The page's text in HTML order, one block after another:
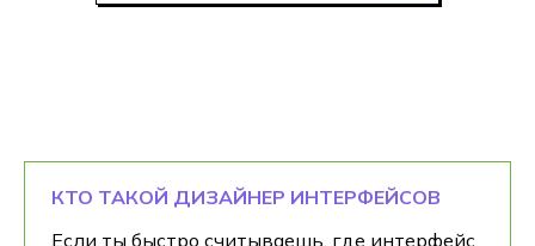
КТО ТАКОЙ ДИЗАЙНЕР ИНТЕРФЕЙСОВ
Если ты быстро считываешь, где интерфейс